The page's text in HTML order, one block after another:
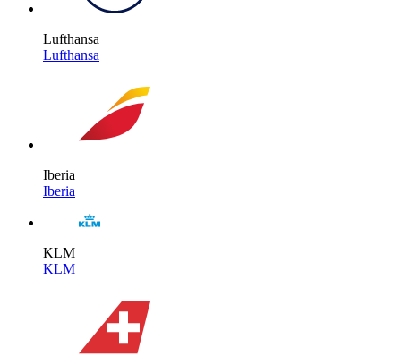
Lufthansa
Lufthansa
Iberia
Iberia
KLM
KLM